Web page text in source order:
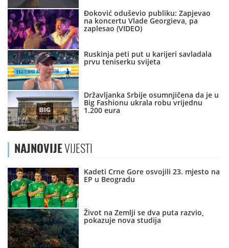
Đoković oduševio publiku: Zapjevao
na koncertu Vlade Georgieva, pa
zaplesao (VIDEO)
Ruskinja peti put u karijeri savladala
prvu teniserku svijeta
Državljanka Srbije osumnjičena da je u
Big Fashionu ukrala robu vrijednu
1.200 eura
NAJNOVIJEVIJESTI
Kadeti Crne Gore osvojili 23. mjesto na
EP u Beogradu
Život na Zemlji se dva puta razvio,
pokazuje nova studija